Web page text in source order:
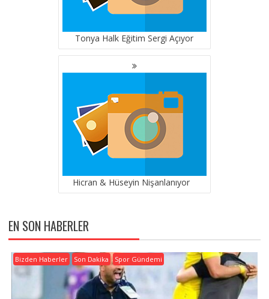
Tonya Halk Eğitim Sergi Açıyor
Hicran & Hüseyin Nişanlanıyor
EN SON HABERLER
Bizden Haberler Son Dakika Spor Gündemi